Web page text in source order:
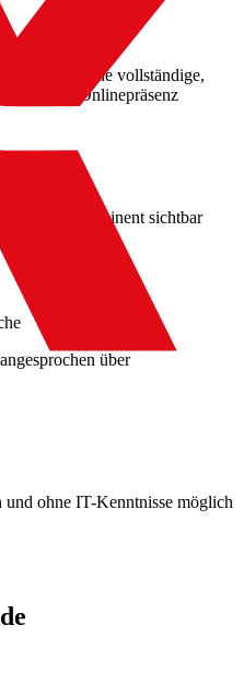
erhalten eine vollständige,
Onlinepräsenz
und prominent sichtbar
über
und ohne IT-Kenntnisse möglich